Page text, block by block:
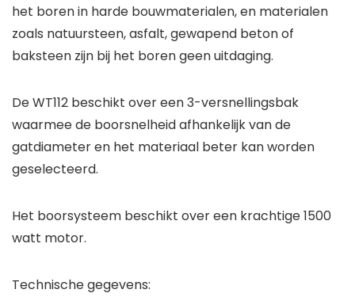
het boren in harde bouwmaterialen, en materialen
zoals natuursteen, asfalt, gewapend beton of
baksteen zijn bij het boren geen uitdaging.
De WT112 beschikt over een 3-versnellingsbak
waarmee de boorsnelheid afhankelijk van de
gatdiameter en het materiaal beter kan worden
geselecteerd.
Het boorsysteem beschikt over een krachtige 1500
watt motor.
Technische gegevens: